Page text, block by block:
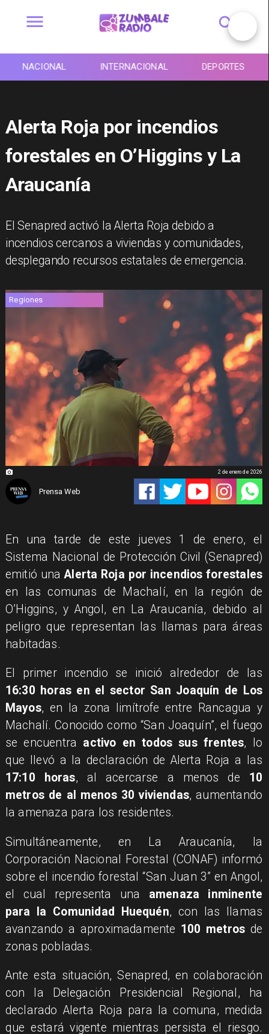
NACIONAL INTERNACIONAL DEPORTES
Alerta Roja por incendios
forestales en O’Higgins y La
Araucanía
El Senapred activó la Alerta Roja debido a
incendios cercanos a viviendas y comunidades,
desplegando recursos estatales de emergencia.
Regiones
Prensa Web
2 de enero de 2026
En una tarde de este jueves 1 de enero, el
Sistema Nacional de Protección Civil (Senapred)
emitió unaAlerta Roja por incendios forestales
en las comunas de Machalí, en la región de
O’Higgins, y Angol, en La Araucanía, debido al
peligro que representan las llamas para áreas
habitadas.
El primer incendio se inició alrededor de las
16:30 horas en el sector San Joaquín de Los
Mayos, en la zona limítrofe entre Rancagua y
Machalí. Conocido como “San Joaquín”, el fuego
se encuentra activo en todos sus frentes, lo
que llevó a la declaración de Alerta Roja a las
17:10 horas, al acercarse a menos de 10
metros de al menos 30 viviendas, aumentando
la amenaza para los residentes.
Simultáneamente, en La Araucanía, la
Corporación Nacional Forestal (CONAF) informó
sobre el incendio forestal “San Juan 3” en Angol,
el cual representa una amenaza inminente
para la Comunidad Huequén, con las llamas
avanzando a aproximadamente 100 metros de
zonas pobladas.
Ante esta situación, Senapred, en colaboración
con la Delegación Presidencial Regional, ha
declarado Alerta Roja para la comuna, medida
que estará vigente mientras persista el riesgo.